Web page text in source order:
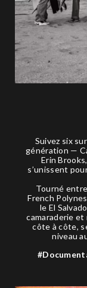
Suivez six
génération —
Erin
s’unissent
Tourné entre
French
le El
camaraderie
côte à côte,
niveau